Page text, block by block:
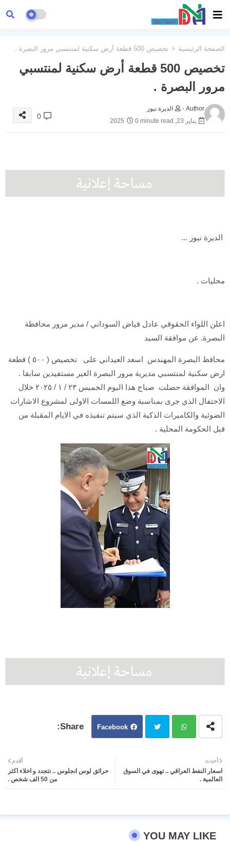
الصفحة الرئيسية تخصيص 500 قطعة أرض سكنية لمنتسبي مرور البصرة .
تخصيص 500 قطعة أرض سكنية لمنتسبي
مرور البصرة .
Author -
الديرة نيوز
يناير 23, 2025
0 minute read
0
الديرة نيوز ...
محليات .
اعلن اللواء الحقوقي عادل فياض السوداني / مدير مرور محافظة
البصرة. عن موافقة السيد
محافظ البصرة المهندس اسعد العيداني على تخصيص ( ٥٠٠ ) قطعة
ارض سكنية لمنتسبي مديرية مرور البصرة الغير مستفيدين سابقا .
وان الموافقة حصلت صباح هذا اليوم الخميس ٢٣ / ١ / ٢٠٢٥ خلال
الاحتفال الذي جرى بمناسبة وضع اللمسات الاولى لمشروع الاشارات
الضوئية والكاميرات الذكية الذي سيتم تنفيذه في الايام المقبلة من
قبل الحكومة المحلية .
Facebook
ter atsa
أحدث
اسعار النفط العراقي .. تهوى في السوق
العالمية .
أقدم
حرائق لوس انجلوس .. تتجدد و اخلاء اكثر
من 50 الف شخص .
YOU MAY LIKE